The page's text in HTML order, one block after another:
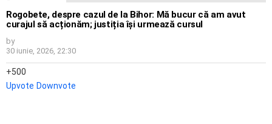
Rogobete, despre cazul de la Bihor: Mă bucur că am avut
curajul să acționăm; justiția își urmează cursul
by
30 iunie, 2026, 22:30
500
Upvote Downvote